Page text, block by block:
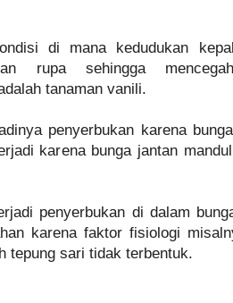
di mana kedudukan
rupa sehingga
tanaman vanili.
penyerbukan karena
karena bunga jantan
penyerbukan di dalam
karena faktor fisiologi
tepung sari tidak terbentuk.